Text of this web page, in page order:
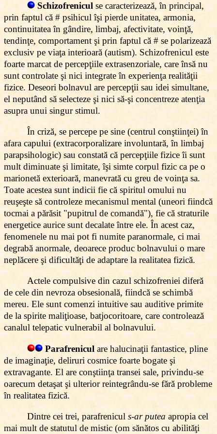
Schizofrenicul se caracterizează, în principal,
prin faptul că # psihicul îşi pierde unitatea, armonia,
continuitatea în gândire, limbaj, afectivitate, voinţă,
tendinţe, comportament şi prin faptul că # se polarizează
exclusiv pe viaţa interioară (autism). Schizofrenicul este
foarte marcat de percepţiile extrasenzoriale, care însă nu
sunt controlate şi nici integrate în experienţa realităţii
fizice. Deseori bolnavul are percepţii sau idei simultane,
el neputând să selecteze şi nici să-şi concentreze atenţia
asupra unui singur stimul.
În criză, se percepe pe sine (centrul conştiinţei) în
afara capului (extracorporalizare involuntară, în limbaj
parapsihologic) sau constată că percepţiile fizice îi sunt
mult diminuate şi limitate, îşi simte corpul fizic ca pe o
marionetă exterioară, manevrată cu greu de voinţa sa.
Toate acestea sunt indicii fie că spiritul omului nu
reuşeşte să controleze mecanismul mental (uneori fiindcă
tocmai a părăsit "pupitrul de comandă"), fie că straturile
energetice aurice sunt decalate între ele. În acest caz,
fenomenele nu mai pot fi numite paranormale, ci mai
degrabă anormale, deoarece produc bolnavului o mare
neplăcere şi dificultăţi de adaptare la realitatea fizică.
Actele compulsive din cazul schizofreniei diferă
de cele din nevroza obsesională, fiindcă se schimbă
mereu. Ele sunt comenzi intuitive sau auditive primite
de la spirite maliţioase, batjocoritoare, care controlează
canalul telepatic vulnerabil al bolnavului.
Parafrenicul are halucinaţii fantastice, pline
de imaginaţie, deliruri cosmice foarte bogate şi
extravagante. El are conştiinţa transei sale, privindu-se
oarecum detaşat şi ulterior reintegrându-se fără probleme
în realitatea fizică.
Dintre cei trei, parafrenicul s-ar putea apropia cel
mai mult de statutul de mistic (om sănătos cu abilităţi